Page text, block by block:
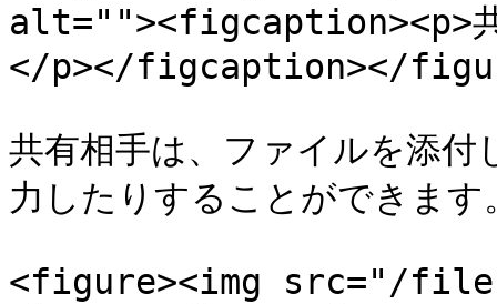
alt=""><figcaption><p>共
</p></figcaption></
共有相手は、ファイルを添
力したりすることができます
<figure><img src="/files/